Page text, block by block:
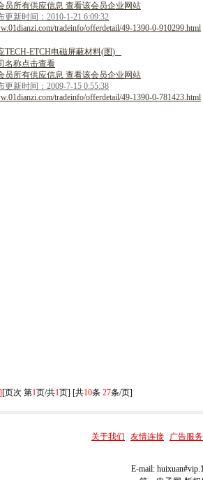
员所有供应信息 查看该会员企业网站
更新时间：2010-1-21 6:09:32
tradeinfo/offerdetail/49-1390-0-910299.html
TECH-ETCH电磁屏蔽材料(图)
名称点击查看
员所有供应信息 查看该会员企业网站
更新时间：2009-7-15 0:55:38
tradeinfo/offerdetail/49-1390-0-781423.html
[页次 第1页/共1页] [共10条 27条/页]
关于我们 友情连接 广告服务
E-mail: